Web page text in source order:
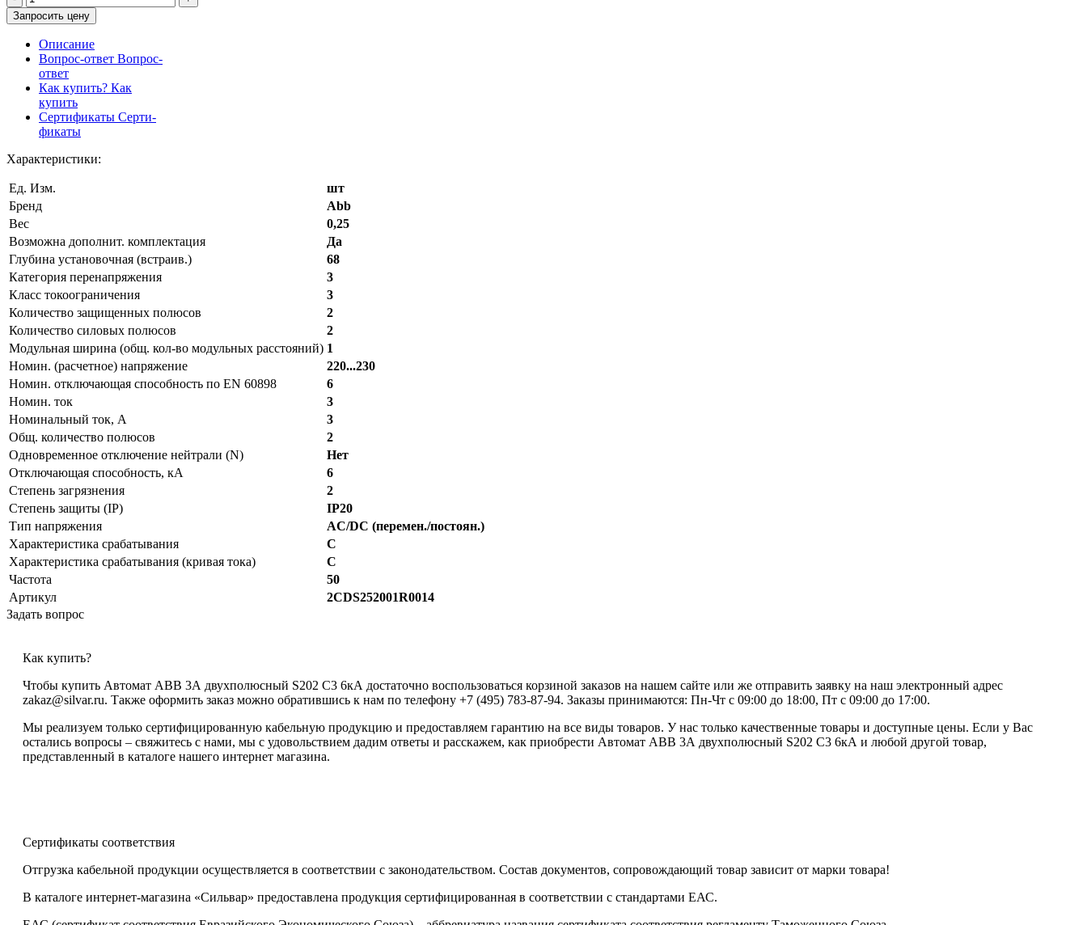
Запросить цену
Описание
Вопрос-ответ Вопрос-
ответ
Как купить? Как
купить
Сертификаты Серти-
фикаты
Характеристики:
Ед. Изм.
шт
Бренд
Abb
Вес
0,25
Возможна дополнит. комплектация
Да
Глубина установочная (встраив.)
68
Категория перенапряжения
3
Класс токоограничения
3
Количество защищенных полюсов
2
Количество силовых полюсов
2
Модульная ширина (общ. кол-во модульных расстояний) 1
Номин. (расчетное) напряжение
220...230
Номин. отключающая способность по EN 60898
6
Номин. ток
3
Номинальный ток, А
3
Общ. количество полюсов
2
Одновременное отключение нейтрали (N)
Нет
Отключающая способность, кА
6
Степень загрязнения
2
Степень защиты (IP)
IP20
Тип напряжения
AC/DC (перемен./постоян.)
Характеристика срабатывания
C
Характеристика срабатывания (кривая тока)
C
Частота
50
Артикул
2CDS252001R0014
Задать вопрос
Как купить?
Чтобы купить Автомат ABB 3А двухполюсный S202 C3 6кА достаточно воспользоваться корзиной заказов на нашем сайте или же отправить заявку на наш электронный адрес
zakaz@silvar.ru. Также оформить заказ можно обратившись к нам по телефону +7 (495) 783-87-94. Заказы принимаются: Пн-Чт с 09:00 до 18:00, Пт с 09:00 до 17:00.
Мы реализуем только сертифицированную кабельную продукцию и предоставляем гарантию на все виды товаров. У нас только качественные товары и доступные цены. Если у Вас
остались вопросы – свяжитесь с нами, мы с удовольствием дадим ответы и расскажем, как приобрести Автомат ABB 3А двухполюсный S202 C3 6кА и любой другой товар,
представленный в каталоге нашего интернет магазина.
Сертификаты соответствия
Отгрузка кабельной продукции осуществляется в соответствии с законодательством. Состав документов, сопровождающий товар зависит от марки товара!
В каталоге интернет-магазина «Сильвар» предоставлена продукция сертифицированная в соответствии с стандартами ЕАС.